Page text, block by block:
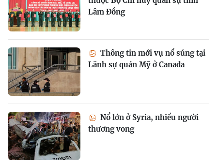
Lâm Đồng
Thông tin mới vụ nổ súng tại
Lãnh sự quán Mỹ ở Canada
Nổ lớn ở Syria, nhiều người
thương vong